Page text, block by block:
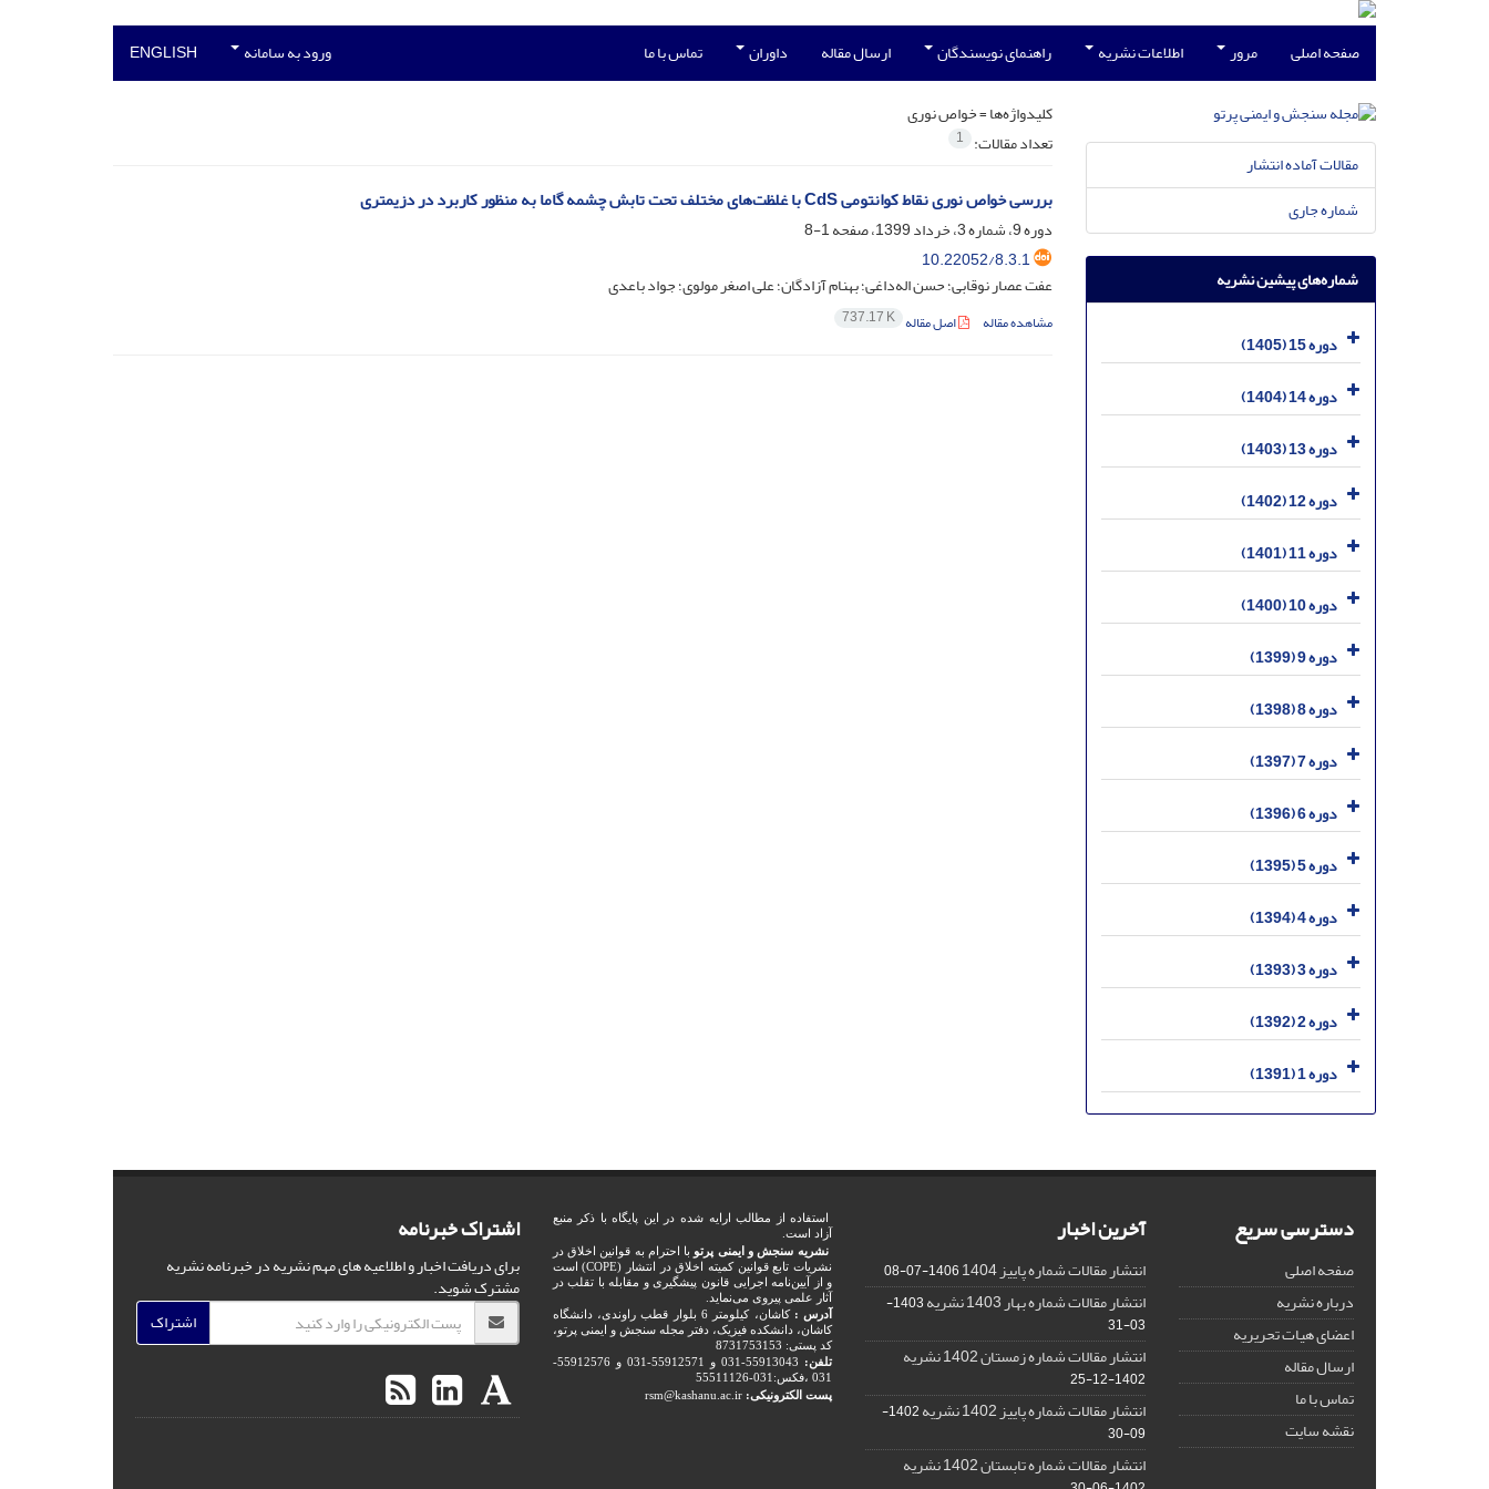
صفحه اصلی مرور اطلاعات نشریه راهنمای نویسندگان ارسال مقاله داوران تماس با ما ورود به سامانه ENGLISH
کلیدواژه‌ها =خواص نوری
تعداد مقالات: 1
بررسی خواص نوری نقاط کوانتومی CdS با غلظت‌های مختلف تحت تابش چشمه گاما به منظور کاربرد در دزیمتری
دوره 9، شماره 3، خرداد 1399، صفحه
1-8
10.22052/8.3.1
عفت عصار نوقابی؛ حسن اله‌داغی؛ بهنام آزادگان؛ علی اصغر مولوی؛ جواد باعدی
مشاهده مقاله اصل مقاله 737.17 K
مقالات آماده انتشار
شماره جاری
شماره‌های پیشین نشریه
دوره 15 (1405)
دوره 14 (1404)
دوره 13 (1403)
دوره 12 (1402)
دوره 11 (1401)
دوره 10 (1400)
دوره 9 (1399)
دوره 8 (1398)
دوره 7 (1397)
دوره 6 (1396)
دوره 5 (1395)
دوره 4 (1394)
دوره 3 (1393)
دوره 2 (1392)
دوره 1 (1391)
دسترسی سریع
صفحه اصلی
درباره نشریه
اعضای هیات تحریریه
ارسال مقاله
تماس با ما
نقشه سایت
آخرین اخبار
انتشار مقالات شماره پاییز 1404 1406-07-08
انتشار مقالات شماره بهار 1403 نشریه
1403-
03-31
انتشار مقالات شماره زمستان 1402 نشریه
1402-12-25
انتشار مقالات شماره پاییز 1402 نشریه
1402-
09-30
انتشار مقالات شماره تابستان 1402 نشریه
استفاده از مطالب ارایه شده در این پایگاه با ذکر منبع
آزاد است.
نشریه سنجش و ایمنی پرتو با احترام به قوانین اخلاق در
نشریات تابع قوانین کمیته اخلاق در انتشار (COPE) است
و از آیین‌نامه اجرایی قانون پیشگیری و مقابله با تقلب در
آثار علمی پیروی می‌نماید.
آدرس :
کاشان، کیلومتر 6 بلوار قطب راوندی، دانشگاه
کاشان، دانشکده فیزیک، دفتر مجله سنجش و ایمنی پرتو،
کد پستی: 8731753153
تلفن:
55913043-031 و 55912571-031 و 55912576-
031 ،فکس:031-55511126
پست الکترونیکی: rsm@kashanu.ac.ir
اشتراک خبرنامه
برای دریافت اخبار و اطلاعیه های مهم نشریه در خبرنامه نشریه
مشترک شوید.
اشتراک